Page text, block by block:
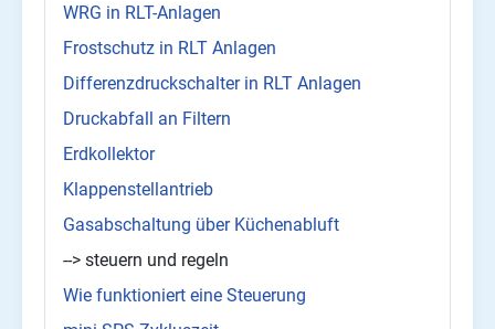
WRG in RLT-Anlagen
Frostschutz in RLT Anlagen
Differenzdruckschalter in RLT Anlagen
Druckabfall an Filtern
Erdkollektor
Klappenstellantrieb
Gasabschaltung über Küchenabluft
--> steuern und regeln
Wie funktioniert eine Steuerung